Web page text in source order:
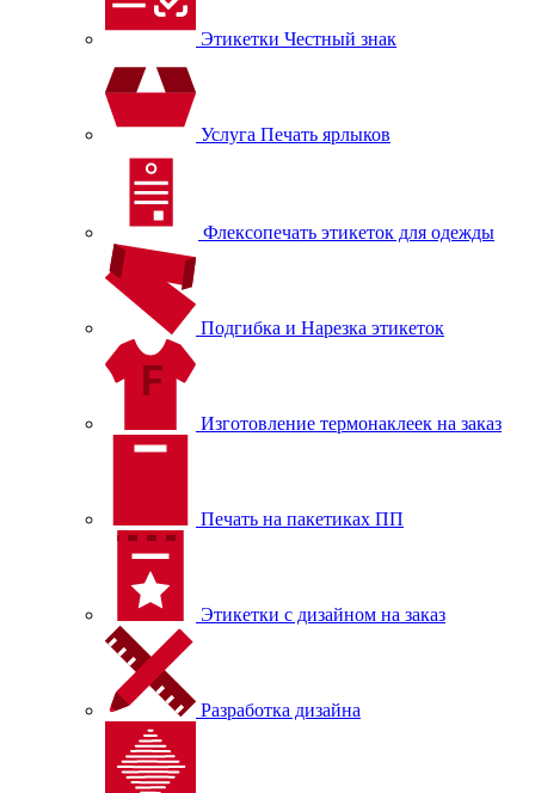
Этикетки Честный знак
Услуга Печать ярлыков
Флексопечать этикеток для одежды
Подгибка и Нарезка этикеток
Изготовление термонаклеек на заказ
Печать на пакетиках ПП
Этикетки с дизайном на заказ
Разработка дизайна